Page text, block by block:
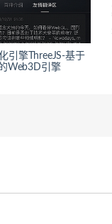
引擎ThreeJS-基于
Web3D引擎